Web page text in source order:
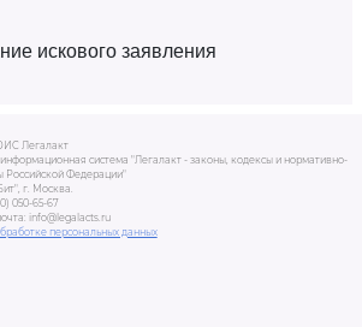
искового заявления
Легалакт
система "Легалакт - законы, кодексы и нормативно-
Российской Федерации"
г. Москва.
050-65-67
info@legalacts.ru
персональных данных